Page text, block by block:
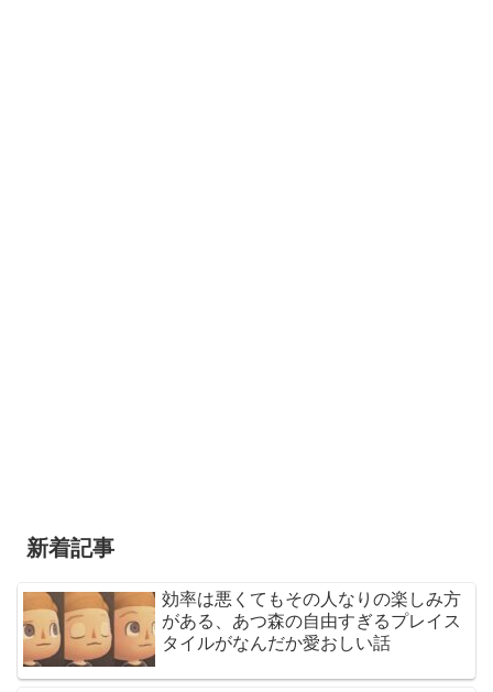
新着記事
効率は悪くてもその人なりの楽しみ方
がある、あつ森の自由すぎるプレイス
タイルがなんだか愛おしい話